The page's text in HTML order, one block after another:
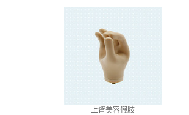
上臂美容假肢